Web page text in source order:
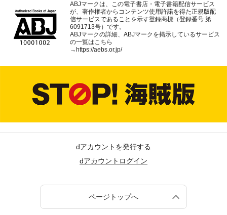
ABJマークは、この電子書店・電子書籍配信サービス
が、著作権者からコンテンツ使用許諾を得た正規版配
信サービスであることを示す登録商標（登録番号 第
6091713号）です。
ABJマークの詳細、ABJマークを掲示しているサービス
の一覧はこちら
→ https://aebs.or.jp/
dアカウントを発行する
dアカウントログイン
ページトップへ